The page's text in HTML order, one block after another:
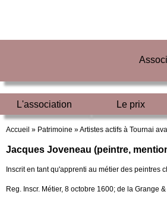
L'association Le prix
Accueil » Patrimoine »Artistes actifs à Tournai
Jacques Joveneau (peintre,
Inscrit en tant qu'apprenti au métier des peintres
Reg. Inscr. Métier, 8 octobre 1600; de la Grange